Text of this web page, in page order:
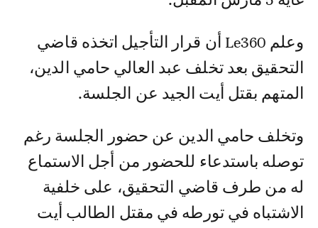
وعلم Le360 أن قرار التأجيل اتخذه قاضي
التحقيق بعد تخلف عبد العالي حامي الدين،
المتهم بقتل أيت الجيد عن الجلسة.
وتخلف حامي الدين عن حضور الجلسة رغم
توصله باستدعاء للحضور من أجل الاستماع
له من طرف قاضي التحقيق، على خلفية
الاشتباه في تورطه في مقتل الطالب أيت